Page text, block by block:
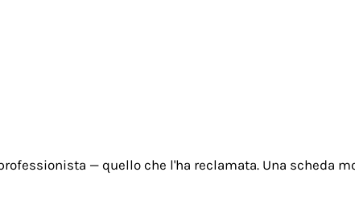
— quello che l'ha reclamata. Una scheda